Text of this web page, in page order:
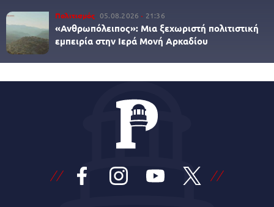
Πολιτισμός 05.08.2026 21:36
«Ανθρωπόλειπος»: Μια ξεχωριστή πολιτιστική
εμπειρία στην Ιερά Μονή Αρκαδίου